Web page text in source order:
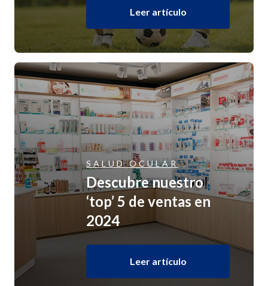
Leer artículo
SALUD OCULAR
Descubre nuestro
‘top’ 5 de ventas en
2024
Leer artículo